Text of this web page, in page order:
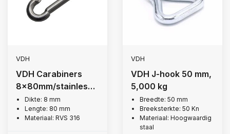
VDH
VDH Carabiners
8x80mm/stainless
steel 316
Dikte: 8 mm
Lengte: 80 mm
Materiaal: RVS 316
VDH
VDH J-hook 50 mm,
5,000 kg
Breedte: 50 mm
Breeksterkte: 50 Kn
Materiaal: Hoogwaardig
staal